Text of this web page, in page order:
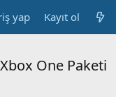
yap Kayıt ol
One Paketi